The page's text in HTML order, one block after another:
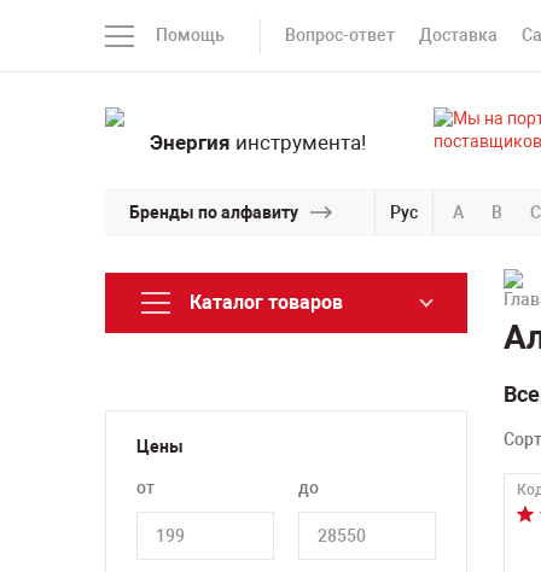
Помощь Вопрос-ответ Доставка
Энергия инструмента!
Бренды по алфавиту Рус A B C
Каталог товаров
Цены
от до